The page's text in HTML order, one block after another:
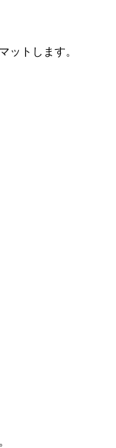
ットします。